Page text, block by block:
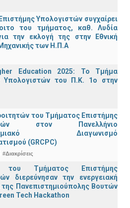
Υπολογιστών συγχαίρει
του τμήματος, καθ. Λυδία
την εκλογή της στην Εθνική
των Η.Π.Α
Education 2025: Το Τμήμα
Υπολογιστών του Π.Κ. 1ο στην
του Τμήματος Επιστήμης
στον Πανελλήνιο
Διαγωνισμό
(GRCPC)
#Διακρίσεις
του Τμήματος Επιστήμης
διερεύνησαν την ενεργειακή
της Πανεπιστημιούπολης Βουτών
Tech Hackathon